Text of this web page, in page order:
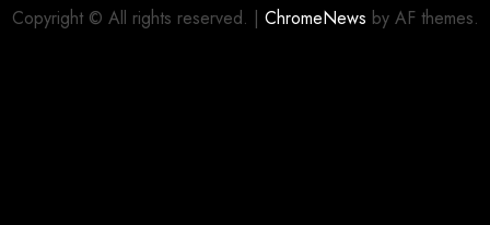
Copyright © All rights reserved. | ChromeNews by AF themes.